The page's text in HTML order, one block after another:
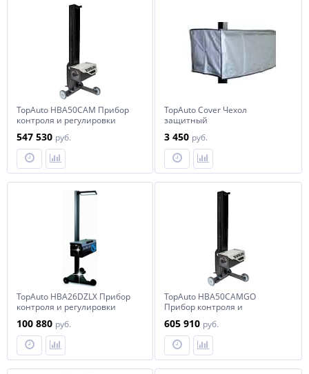
TopAuto HBA50CAM Прибор
контроля и регулировки
547 530 руб.
TopAuto Cover Чехол
защитный
3 450 руб.
TopAuto HBA26DZLX Прибор
контроля и регулировки
наводчиком
100 880 руб.
TopAuto HBA50CAMGO
Прибор контроля и
телекамерой
605 910 руб.